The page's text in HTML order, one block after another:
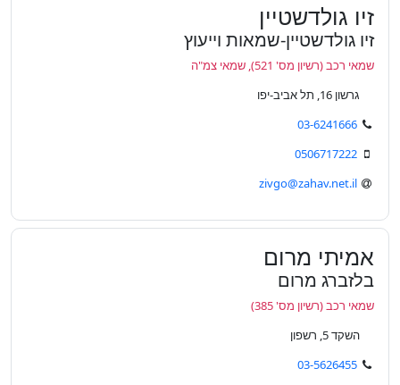
זיו גולדשטיין
זיו גולדשטיין-שמאות וייעוץ
שמאי רכב (רשיון מס' 521), שמאי צמ"ה
גרשון 16, תל אביב-יפו
03-6241666
0506717222
zivgo@zahav.net.il
אמיתי מרום
בלזברג מרום
שמאי רכב (רשיון מס' 385)
השקד 5, רשפון
03-5626455